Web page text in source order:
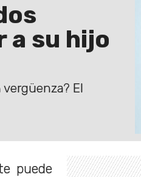
a su hijo
El
puede